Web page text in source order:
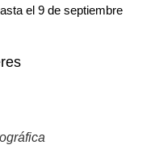
el 9 de septiembre